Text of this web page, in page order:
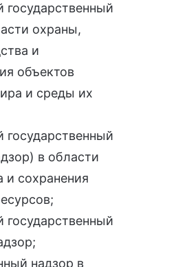
государственный
охраны,
и
объектов
и среды их
государственный
в области
и сохранения
;
государственный
;
надзор в